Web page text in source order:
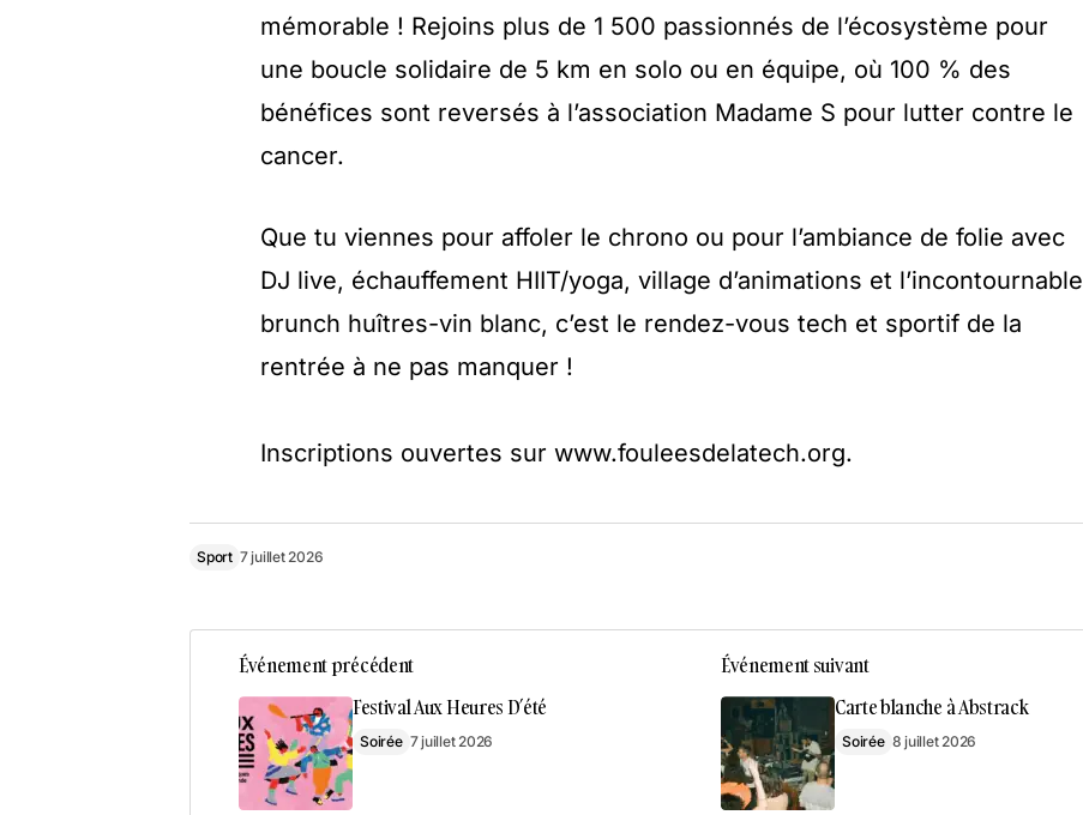
mémorable ! Rejoins plus de 1 500 passionnés de l’écosystème pour
une boucle solidaire de 5 km en solo ou en équipe, où 100 % des
bénéfices sont reversés à l’association Madame S pour lutter contre le
cancer.
Que tu viennes pour affoler le chrono ou pour l’ambiance de folie avec
DJ live, échauffement HIIT/yoga, village d’animations et l’incontournable
brunch huîtres-vin blanc, c’est le rendez-vous tech et sportif de la
rentrée à ne pas manquer !
Inscriptions ouvertes sur www.fouleesdelatech.org.
Sport 7 juillet 2026
Événement précédent
Festival Aux Heures D’été
Soirée 7 juillet 2026
Événement suivant
Carte blanche à Abstrack
Soirée 8 juillet 2026